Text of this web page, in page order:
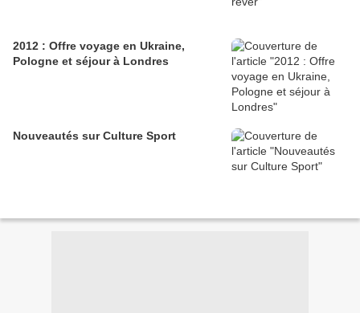
2012 : Offre voyage en Ukraine,
Pologne et séjour à Londres
Nouveautés sur Culture Sport